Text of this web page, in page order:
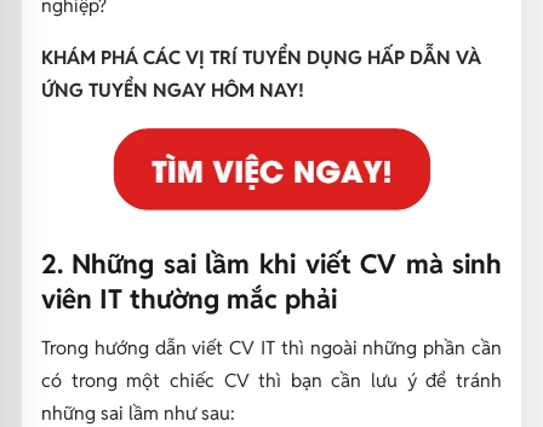
nghiệp?
KHÁM PHÁ CÁC VỊ TRÍ TUYỂN DỤNG HẤP DẪN VÀ
ỨNG TUYỂN NGAY HÔM NAY!
2. Những sai lầm khi viết CV mà sinh
viên IT thường mắc phải
Trong hướng dẫn viết CV IT thì ngoài những phần cần
có trong một chiếc CV thì bạn cần lưu ý để tránh
những sai lầm như sau: